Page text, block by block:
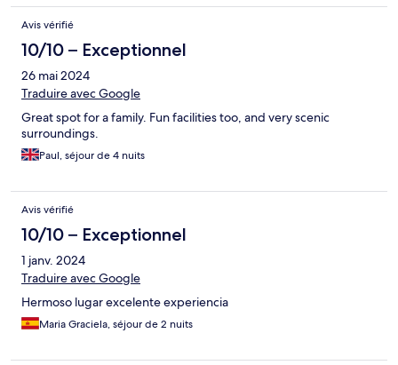
Avis vérifié
10/10 – Exceptionnel
26 mai 2024
Traduire avec Google
Great spot for a family. Fun facilities too, and very scenic
surroundings.
Paul, séjour de 4 nuits
Avis vérifié
10/10 – Exceptionnel
1 janv. 2024
Traduire avec Google
Hermoso lugar excelente experiencia
Maria Graciela, séjour de 2 nuits